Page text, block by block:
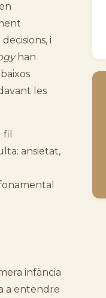
i
han
les
ansietat,
infància
a entendre